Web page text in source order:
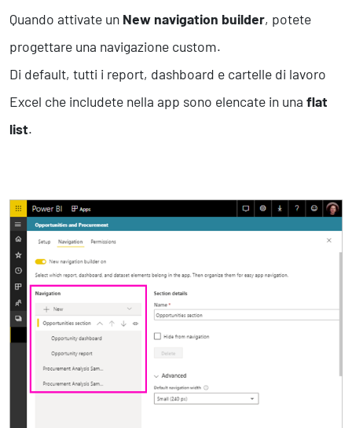
Quando attivate un New navigation builder, potete
progettare una navigazione custom.
Di default, tutti i report, dashboard e cartelle di lavoro
Excel che includete nella app sono elencate in una flat
list.